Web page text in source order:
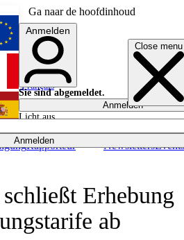
Ga naar de hoofdinhoud
Close menu
Anmelden
Rapporteur NewslettersEvents
English
Français
Anmelden
Sie sind abgemeldet.
Anmelden
Licht aus
Erhebung
ab